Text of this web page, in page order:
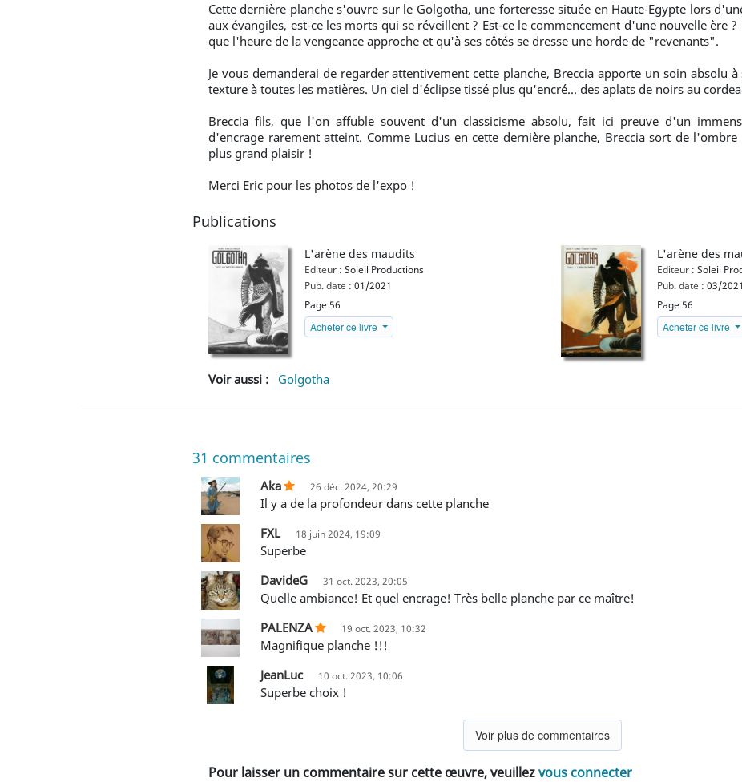
Cette dernière planche s'ouvre sur le Golgotha, une forteresse située en Haute-Egypte lors
aux évangiles, est-ce les morts qui se réveillent ? Est-ce le commencement d'une nouvelle ère
que l'heure de la vengeance approche et qu'à ses côtés se dresse une horde de "revenants".
Je vous demanderai de regarder attentivement cette planche, Breccia apporte un soin absolu
texture à toutes les matières. Un ciel d'éclipse tissé plus qu'encré... des aplats de noirs au
Breccia fils, que l'on affuble souvent d'un classicisme absolu, fait ici preuve d'un
d'encrage rarement atteint. Comme Lucius en cette dernière planche, Breccia sort de
plus grand plaisir !
Merci Eric pour les photos de l'expo !
Publications
L'arène des maudits
Editeur : Soleil Productions
Pub. date : 01/2021
Page 56
Acheter ce livre
L'arène des
Editeur : Soleil
Pub. date : 03/2021
Page 56
Acheter ce livre
Voir aussi : Golgotha
31 commentaires
Aka 26 déc. 2024, 20:29
Il y a de la profondeur dans cette planche
FXL
18 juin 2024, 19:09
Superbe
DavideG
31 oct. 2023, 20:05
Quelle ambiance! Et quel encrage! Très belle planche par ce maître!
PALENZA
19 oct. 2023, 10:32
Magnifique planche !!!
JeanLuc
10 oct. 2023, 10:06
Superbe choix !
Voir plus de commentaires
Pour laisser un commentaire sur cette œuvre, veuillezvous connecter